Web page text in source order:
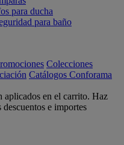
para ducha
para baño
Colecciones
Catálogos Conforama
aplicados en el carrito. Haz
e importes